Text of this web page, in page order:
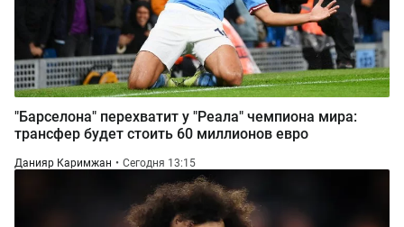
"Барселона" перехватит у "Реала" чемпиона мира:
трансфер будет стоить 60 миллионов евро
Данияр Каримжан Сегодня 13:15